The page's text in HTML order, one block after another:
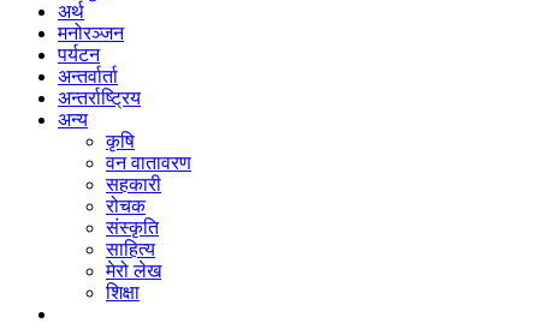
अर्थ
मनोरञ्‍जन
पर्यटन
अन्तर्वार्ता
अन्तर्राष्‍ट्रिय
अन्य
कृषि
वन वातावरण
सहकारी
रोचक
संस्कृति
साहित्य
मेरो लेख
शिक्षा